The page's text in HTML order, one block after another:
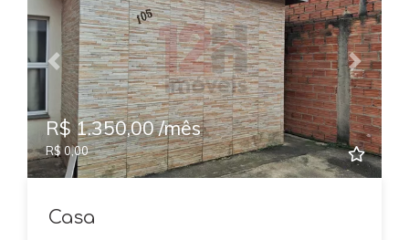
Previous Next
R$ 1.350,00 /mês
R$ 0,00
Casa